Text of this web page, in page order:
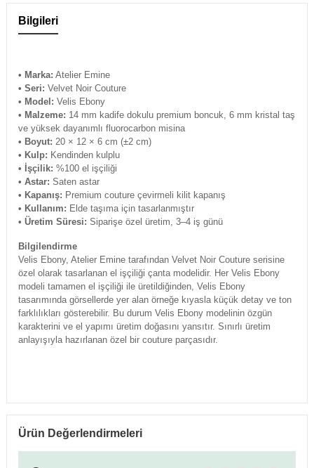
Bilgileri
• Marka: Atelier Emine
• Seri: Velvet Noir Couture
• Model: Velis Ebony
• Malzeme: 14 mm kadife dokulu premium boncuk, 6 mm kristal taş
ve yüksek dayanımlı fluorocarbon misina
• Boyut: 20 × 12 × 6 cm (±2 cm)
• Kulp: Kendinden kulplu
• İşçilik: %100 el işçiliği
• Astar: Saten astar
• Kapanış: Premium couture çevirmeli kilit kapanış
• Kullanım: Elde taşıma için tasarlanmıştır
• Üretim Süresi: Siparişe özel üretim, 3–4 iş günü
Bilgilendirme
Velis Ebony, Atelier Emine tarafından Velvet Noir Couture serisine
özel olarak tasarlanan el işçiliği çanta modelidir. Her Velis Ebony
modeli tamamen el işçiliği ile üretildiğinden, Velis Ebony
tasarımında görsellerde yer alan örneğe kıyasla küçük detay ve ton
farklılıkları gösterebilir. Bu durum Velis Ebony modelinin özgün
karakterini ve el yapımı üretim doğasını yansıtır. Sınırlı üretim
anlayışıyla hazırlanan özel bir couture parçasıdır.
Ürün Değerlendirmeleri